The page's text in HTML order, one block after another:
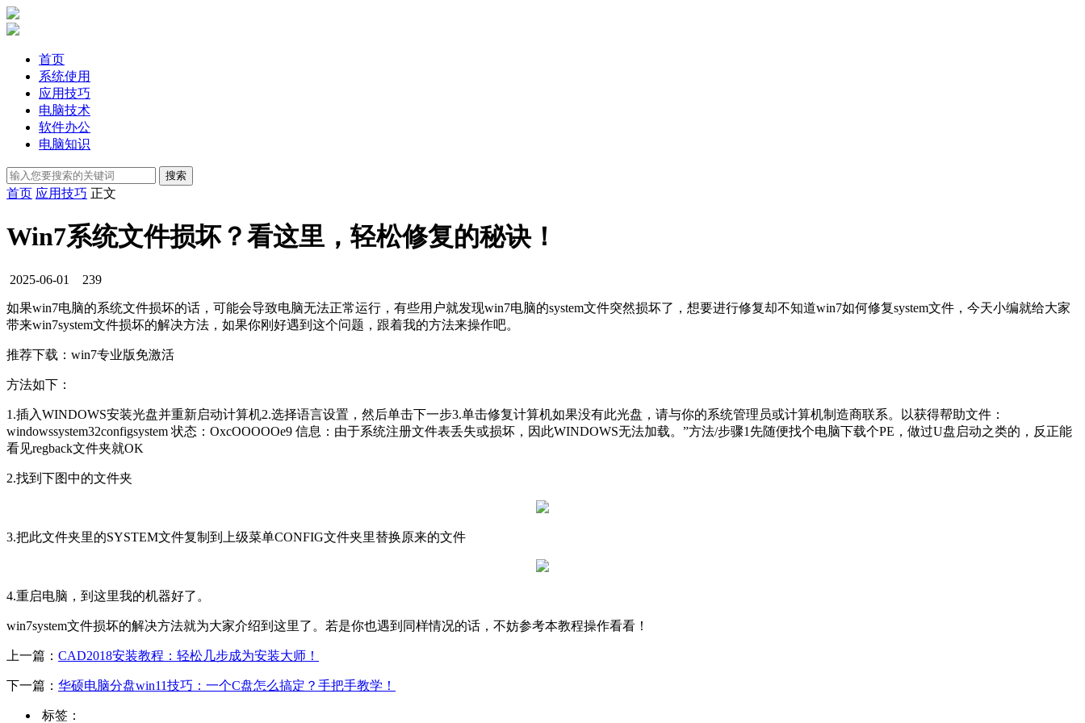
首页
系统使用
应用技巧
电脑技术
软件办公
电脑知识
首页 应用技巧 正文
Win7系统文件损坏？看这里，轻松修复的秘诀！
2025-06-01 239
如果win7电脑的系统文件损坏的话，可能会导致电脑无法正常运行，有些用户就发现win7电脑的system文件突然损坏了，想要进行修复却不知道win7如何修复system文件，今天小编就给大家
带来win7system文件损坏的解决方法，如果你刚好遇到这个问题，跟着我的方法来操作吧。
推荐下载：win7专业版免激活
方法如下：
1.插入WINDOWS安装光盘并重新启动计算机2.选择语言设置，然后单击下一步3.单击修复计算机如果没有此光盘，请与你的系统管理员或计算机制造商联系。以获得帮助文件：
windowssystem32configsystem 状态：OxcOOOOOe9 信息：由于系统注册文件表丢失或损坏，因此WINDOWS无法加载。”方法/步骤1先随便找个电脑下载个PE，做过U盘启动之类的，反正能
看见regback文件夹就OK
2.找到下图中的文件夹
3.把此文件夹里的SYSTEM文件复制到上级菜单CONFIG文件夹里替换原来的文件
4.重启电脑，到这里我的机器好了。
win7system文件损坏的解决方法就为大家介绍到这里了。若是你也遇到同样情况的话，不妨参考本教程操作看看！
上一篇： CAD2018安装教程：轻松几步成为安装大师！
下一篇： 华硕电脑分盘win11技巧：一个C盘怎么搞定？手把手教学！
标签：